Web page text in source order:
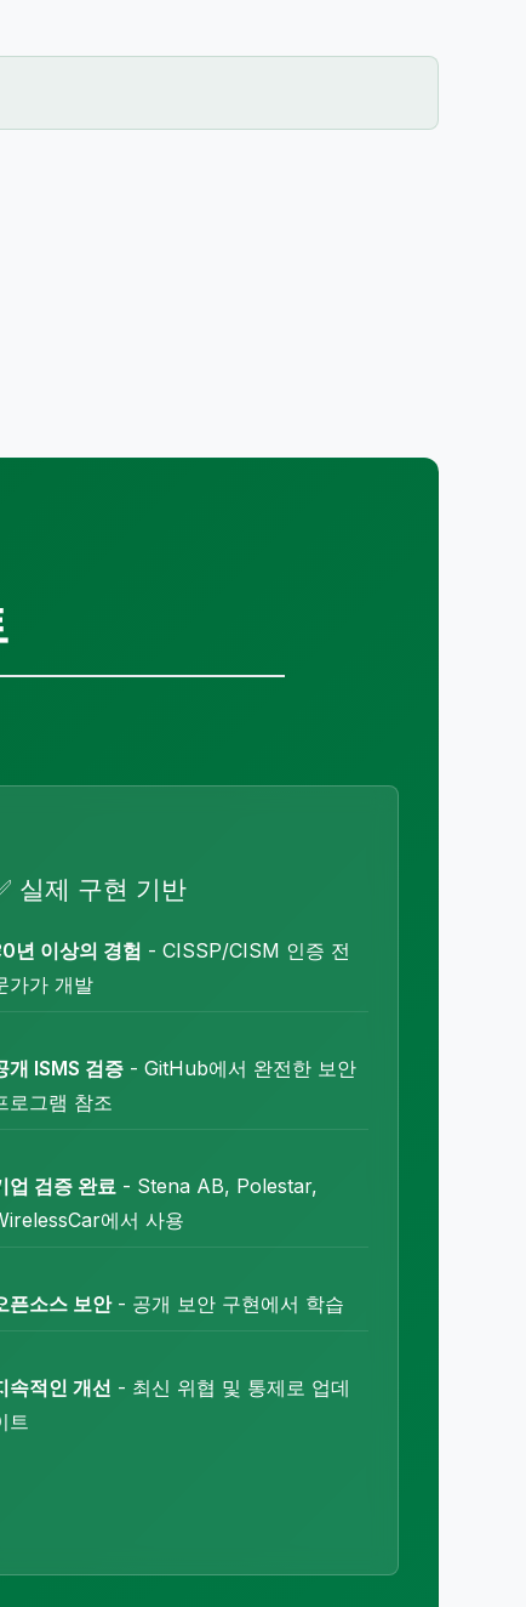
실제 구현 기반
년 이상의 경험 - CISSP/CISM 인증 전
가가 개발
개 ISMS 검증 - GitHub에서 완전한 보안
로그램 참조
업 검증 완료 - Stena AB, Polestar,
에서 사용
픈소스 보안- 공개 보안 구현에서 학습
속적인 개선 - 최신 위협 및 통제로 업데
트